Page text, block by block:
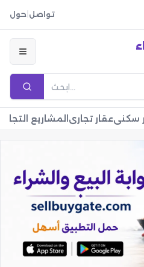
تواصل حول
سكنيعقار تجاري المشاريع